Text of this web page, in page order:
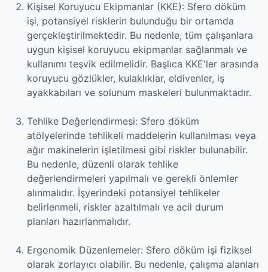
Kişisel Koruyucu Ekipmanlar (KKE): Sfero döküm
işi, potansiyel risklerin bulunduğu bir ortamda
gerçekleştirilmektedir. Bu nedenle, tüm çalışanlara
uygun kişisel koruyucu ekipmanlar sağlanmalı ve
kullanımı teşvik edilmelidir. Başlıca KKE'ler arasında
koruyucu gözlükler, kulaklıklar, eldivenler, iş
ayakkabıları ve solunum maskeleri bulunmaktadır.
Tehlike Değerlendirmesi: Sfero döküm
atölyelerinde tehlikeli maddelerin kullanılması veya
ağır makinelerin işletilmesi gibi riskler bulunabilir.
Bu nedenle, düzenli olarak tehlike
değerlendirmeleri yapılmalı ve gerekli önlemler
alınmalıdır. İşyerindeki potansiyel tehlikeler
belirlenmeli, riskler azaltılmalı ve acil durum
planları hazırlanmalıdır.
Ergonomik Düzenlemeler: Sfero döküm işi fiziksel
olarak zorlayıcı olabilir. Bu nedenle, çalışma alanları